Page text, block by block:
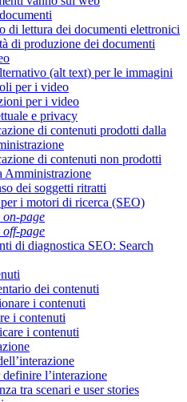
di lettura dei documenti elettronici
di produzione dei documenti
(alt text) per le immagini
per i video
per i video
e privacy
di contenuti prodotti dalla
di contenuti non prodotti
Amministrazione
dei soggetti ritratti
i motori di ricerca (SEO)
on-page
off-page
di diagnostica SEO: Search
dei contenuti
i contenuti
i contenuti
i contenuti
l’interazione
tra scenari e user stories